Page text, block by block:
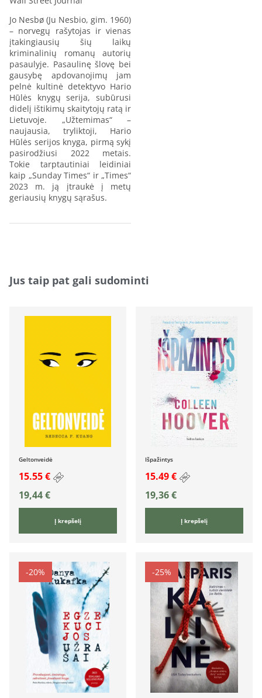
Jo Nesbø (Ju Nesbio, gim. 1960)
– norvegų rašytojas ir vienas
įtakingiausių šių laikų
kriminalinių romanų autorių
pasaulyje. Pasaulinę šlovę bei
gausybę apdovanojimų jam
pelnė kultinė detektyvo Hario
Hūlės knygų serija, subūrusi
didelį ištikimų skaitytojų ratą ir
Lietuvoje. „Užtemimas“ –
naujausia, tryliktoji, Hario
Hūlės serijos knyga, pirmą sykį
pasirodžiusi 2022 metais.
Tokie tarptautiniai leidiniai
kaip „Sunday Times“ ir „Times“
2023 m. ją įtraukė į metų
geriausių knygų sąrašus.
Jus taip pat gali sudominti
Geltonveidė
15.55 €
19,44€
Į krepšelį
Išpažintys
15.49 €
19,36€
Į krepšelį
-20% -25%